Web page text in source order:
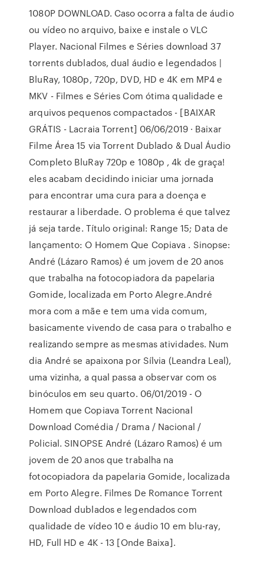
1080P DOWNLOAD. Caso ocorra a falta de áudio
ou vídeo no arquivo, baixe e instale o VLC
Player. Nacional Filmes e Séries download 37
torrents dublados, dual áudio e legendados |
BluRay, 1080p, 720p, DVD, HD e 4K em MP4 e
MKV - Filmes e Séries Com ótima qualidade e
arquivos pequenos compactados - [BAIXAR
GRÁTIS - Lacraia Torrent] 06/06/2019 · Baixar
Filme Área 15 via Torrent Dublado & Dual Áudio
Completo BluRay 720p e 1080p , 4k de graça!
eles acabam decidindo iniciar uma jornada
para encontrar uma cura para a doença e
restaurar a liberdade. O problema é que talvez
já seja tarde. Título original: Range 15; Data de
lançamento: O Homem Que Copiava . Sinopse:
André (Lázaro Ramos) é um jovem de 20 anos
que trabalha na fotocopiadora da papelaria
Gomide, localizada em Porto Alegre.André
mora com a mãe e tem uma vida comum,
basicamente vivendo de casa para o trabalho e
realizando sempre as mesmas atividades. Num
dia André se apaixona por Sílvia (Leandra Leal),
uma vizinha, a qual passa a observar com os
binóculos em seu quarto. 06/01/2019 - O
Homem que Copiava Torrent Nacional
Download Comédia / Drama / Nacional /
Policial. SINOPSE André (Lázaro Ramos) é um
jovem de 20 anos que trabalha na
fotocopiadora da papelaria Gomide, localizada
em Porto Alegre. Filmes De Romance Torrent
Download dublados e legendados com
qualidade de vídeo 10 e áudio 10 em blu-ray,
HD, Full HD e 4K - 13 [Onde Baixa].